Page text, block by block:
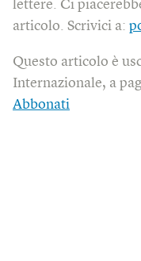
lettere. Ci
articolo. Scrivici a:
Questo articolo è
Internazionale, a
Abbonati